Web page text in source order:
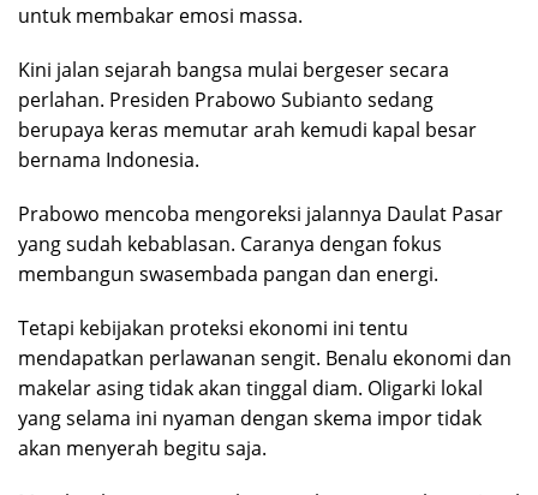
untuk membakar emosi massa.
Kini jalan sejarah bangsa mulai bergeser secara
perlahan. Presiden Prabowo Subianto sedang
berupaya keras memutar arah kemudi kapal besar
bernama Indonesia.
Prabowo mencoba mengoreksi jalannya Daulat Pasar
yang sudah kebablasan. Caranya dengan fokus
membangun swasembada pangan dan energi.
Tetapi kebijakan proteksi ekonomi ini tentu
mendapatkan perlawanan sengit. Benalu ekonomi dan
makelar asing tidak akan tinggal diam. Oligarki lokal
yang selama ini nyaman dengan skema impor tidak
akan menyerah begitu saja.